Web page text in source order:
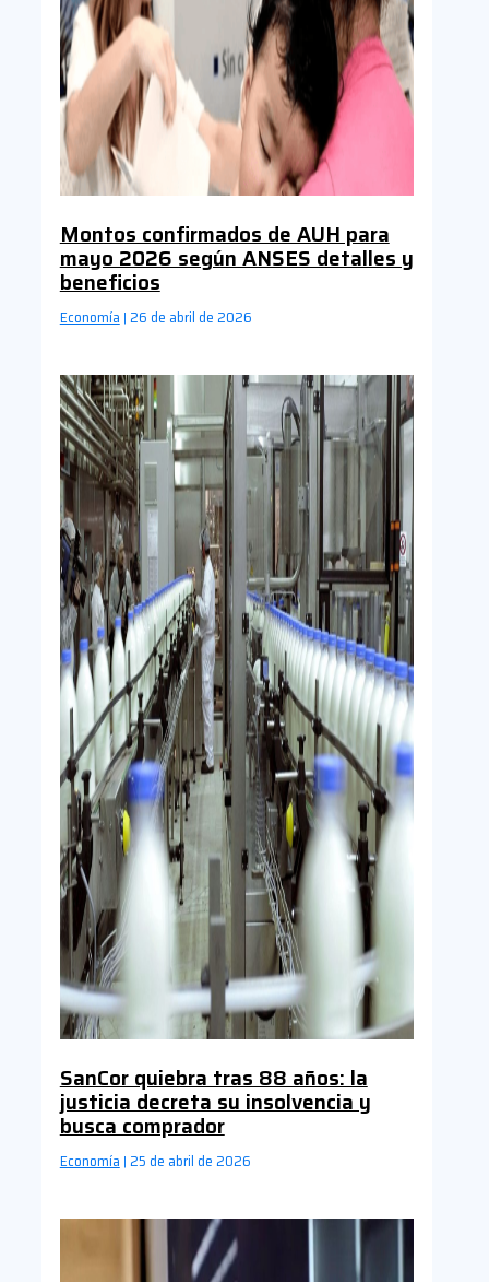
Montos confirmados de AUH para
mayo 2026 según ANSES detalles y
beneficios
Economía | 26 de abril de 2026
SanCor quiebra tras 88 años: la
justicia decreta su insolvencia y
busca comprador
Economía | 25 de abril de 2026